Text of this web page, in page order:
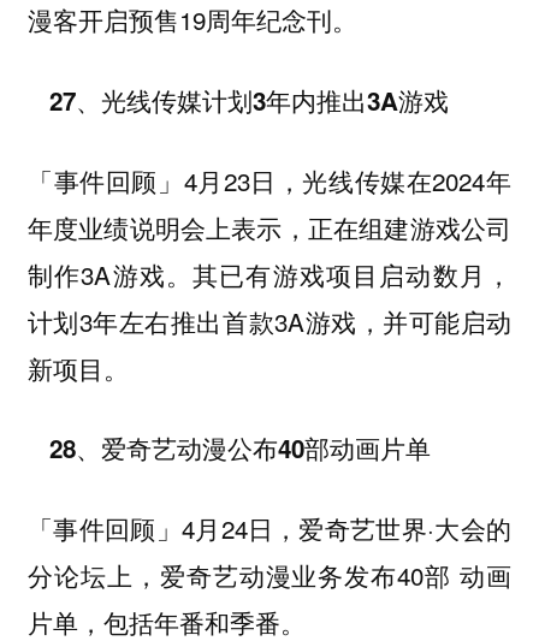
漫客开启预售19周年纪念刊。
27、光线传媒计划3年内推出3A游戏
「事件回顾」 4月23日，光线传媒在2024年
年度业绩说明会上表示，正在组建游戏公司
制作3A游戏。其已有游戏项目启动数月，
计划3年左右推出首款3A游戏，并可能启动
新项目。
28、爱奇艺动漫公布40部动画片单
「事件回顾」 4月24日，爱奇艺世界·大会的
分论坛上，爱奇艺动漫业务发布40部 动画
片单，包括年番和季番。